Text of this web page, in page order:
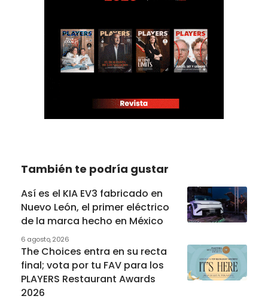
También te podría gustar
Así es el KIA EV3 fabricado en
Nuevo León, el primer eléctrico
de la marca hecho en México
6 agosto, 2026
The Choices entra en su recta
final; vota por tu FAV para los
PLAYERS Restaurant Awards
2026